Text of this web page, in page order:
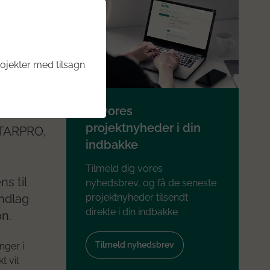
til
i
vil
Få vores
projektnyheder i din
indbakke
Tilmeld dig vores
nyhedsbrev, og få de seneste
projektnyheder tilsendt
direkte i din indbakke
Tilmeld nyhedsbrev
med tilsagn